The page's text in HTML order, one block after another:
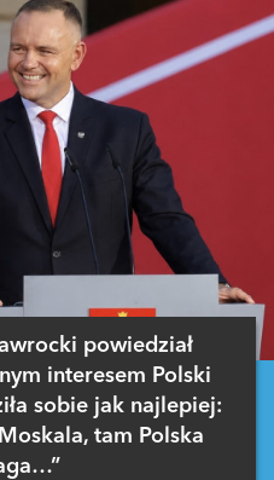
powiedział
interesem Polski
sobie jak najlepiej:
tam Polska